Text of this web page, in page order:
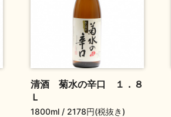
清酒 菊水の辛口 １．８
Ｌ
1800ml
2178円(税抜き)